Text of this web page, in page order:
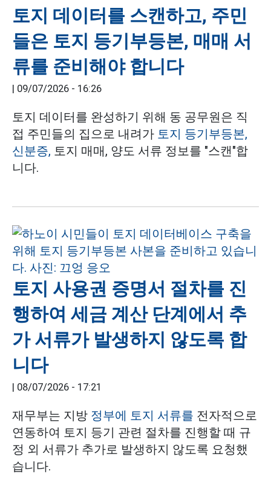
토지 데이터를 스캔하고, 주민
들은 토지 등기부등본, 매매 서
류를 준비해야 합니다
| 09/07/2026 - 16:26
토지 데이터를 완성하기 위해 동 공무원은 직
접 주민들의 집으로 내려가 토지 등기부등본,
신분증, 토지 매매, 양도 서류 정보를 "스캔"합
니다.
토지 사용권 증명서 절차를 진
행하여 세금 계산 단계에서 추
가 서류가 발생하지 않도록 합
니다
| 08/07/2026 - 17:21
재무부는 지방 정부에 토지 서류를 전자적으로
연동하여 토지 등기 관련 절차를 진행할 때 규
정 외 서류가 추가로 발생하지 않도록 요청했
습니다.